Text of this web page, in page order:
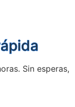
Sin esperas,